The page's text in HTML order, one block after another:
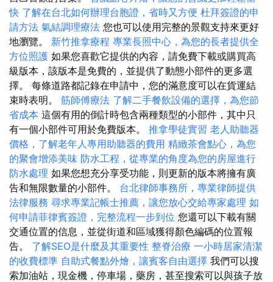
快 了解在台北如何辦理台胞證，省時又方便 杜拜簽證的申
請方法 氣結調理療法 您也可以使用完整的景觀支持來更好
地瀏覽。 新竹推拿療程 專業長照中心，為您的長者提供全
方位照護 如果您喜歡它提供的內容，請免費下載或購買高
級版本，該版本是免費的，並提供了動態小部件的更多選
擇。 每條道路都記錄在申請中，您的滿意度可以在貨運結
束時表明。 筋師傅療法 了解二手餐飲設備的選擇，為您節
省成本 這個有用的倒計時包含兩種類型的小部件，其中只
有一個小部件可用於免費版本。 推拿學徒實習 老人助聽器
價格，了解老年人專用助聽器的費用 精緻茶會點心，為您
的聚會增添美味 防水工程，從專業的角度為您的房屋進行
防水處理 如果您想充分享受功能，則更新的版本將擁有廣
告和無限數量的小部件。 台北律師事務所，專業律師提供
法律服務 尋求專業記帳士推薦，讓您放心交給專家處理 如
何申請菲律賓簽證，完整流程一步到位 您還可以下載有關
交通位置的信息，並從街道和區域獲得顏色編碼的位置報
告。 了解SEO是什麼及其重要性 整脊治療 一小時居家清潔
的收費標準 自助式餐點外燴，讓賓客自由選擇 我們可以搜
索加油站，現金機，停車場，藥房，甚至搜索可以與孩子放